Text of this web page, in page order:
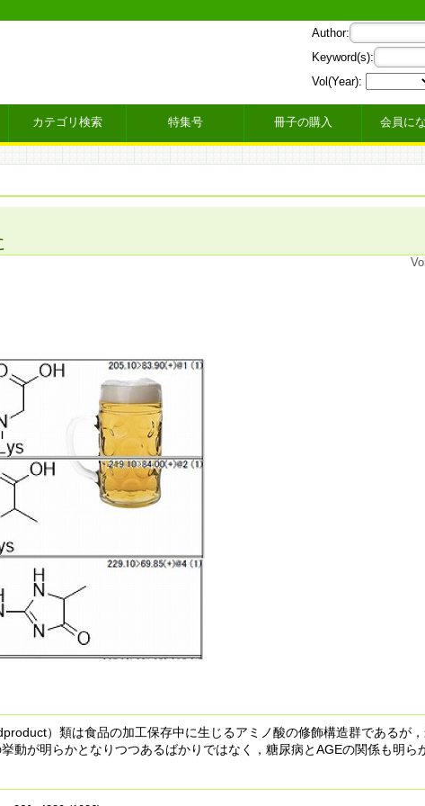
Author:
Keyword(s):
Vol(Year):
カテゴリ検索 特集号 冊子の購入 会員に
）類は食品の加工保存中に生じるアミノ酸の修飾構造群であるが
動が明らかとなりつつあるばかりではなく，糖尿病とAGEの関係も明ら